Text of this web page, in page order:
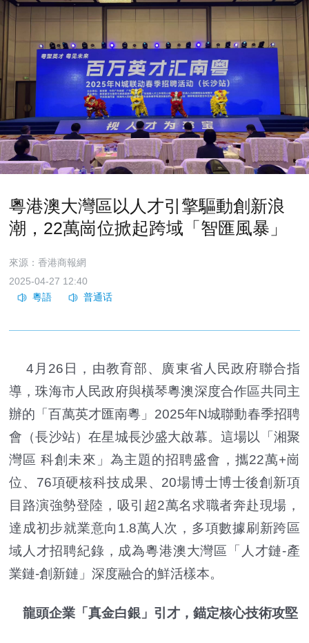
粵港澳大灣區以人才引擎驅動創新浪
潮，22萬崗位掀起跨域「智匯風暴」
來源：香港商報網
2025-04-27 12:40
4月26日，由教育部、廣東省人民政府聯合指
導，珠海市人民政府與橫琴粵澳深度合作區共同主
辦的「百萬英才匯南粵」2025年N城聯動春季招聘
會（長沙站）在星城長沙盛大啟幕。這場以「湘聚
灣區 科創未來」為主題的招聘盛會，攜22萬+崗
位、76項硬核科技成果、20場博士博士後創新項
目路演強勢登陸，吸引超2萬名求職者奔赴現場，
達成初步就業意向1.8萬人次，多項數據刷新跨區
域人才招聘紀錄，成為粵港澳大灣區「人才鏈-產
業鏈-創新鏈」深度融合的鮮活樣本。
龍頭企業「真金白銀」引才，錨定核心技術攻堅